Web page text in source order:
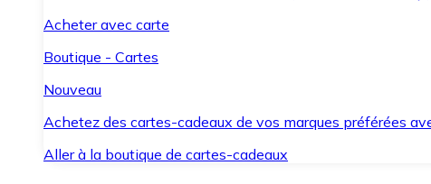
Acheter avec carte
Boutique - Cartes
Nouveau
Achetez des cartes-cadeaux de vos marques préférées
Aller à la boutique de cartes-cadeaux